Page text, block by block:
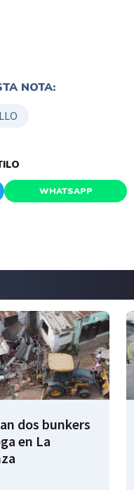
NOTA:
WHATSAPP
dos bunkers
en La